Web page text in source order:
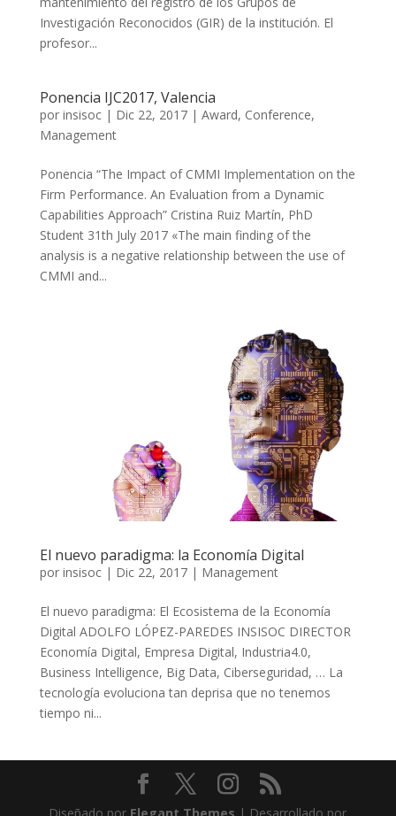
Investigación Reconocidos (GIR) de la institución. El
profesor...
Ponencia IJC2017, Valencia
por insisoc| Dic 22, 2017| Award, Conference,
Management
Ponencia “The Impact of CMMI Implementation on the
Firm Performance. An Evaluation from a Dynamic
Capabilities Approach” Cristina Ruiz Martín, PhD
Student 31th July 2017 «The main finding of the
analysis is a negative relationship between the use of
CMMI and...
El nuevo paradigma: la Economía Digital
por insisoc| Dic 22, 2017| Management
El nuevo paradigma: El Ecosistema de la Economía
Digital ADOLFO LÓPEZ-PAREDES INSISOC DIRECTOR
Economía Digital, Empresa Digital, Industria4.0,
Business Intelligence, Big Data, Ciberseguridad, … La
tecnología evoluciona tan deprisa que no tenemos
tiempo ni...
Diseñado por Elegant Themes | Desarrollado por